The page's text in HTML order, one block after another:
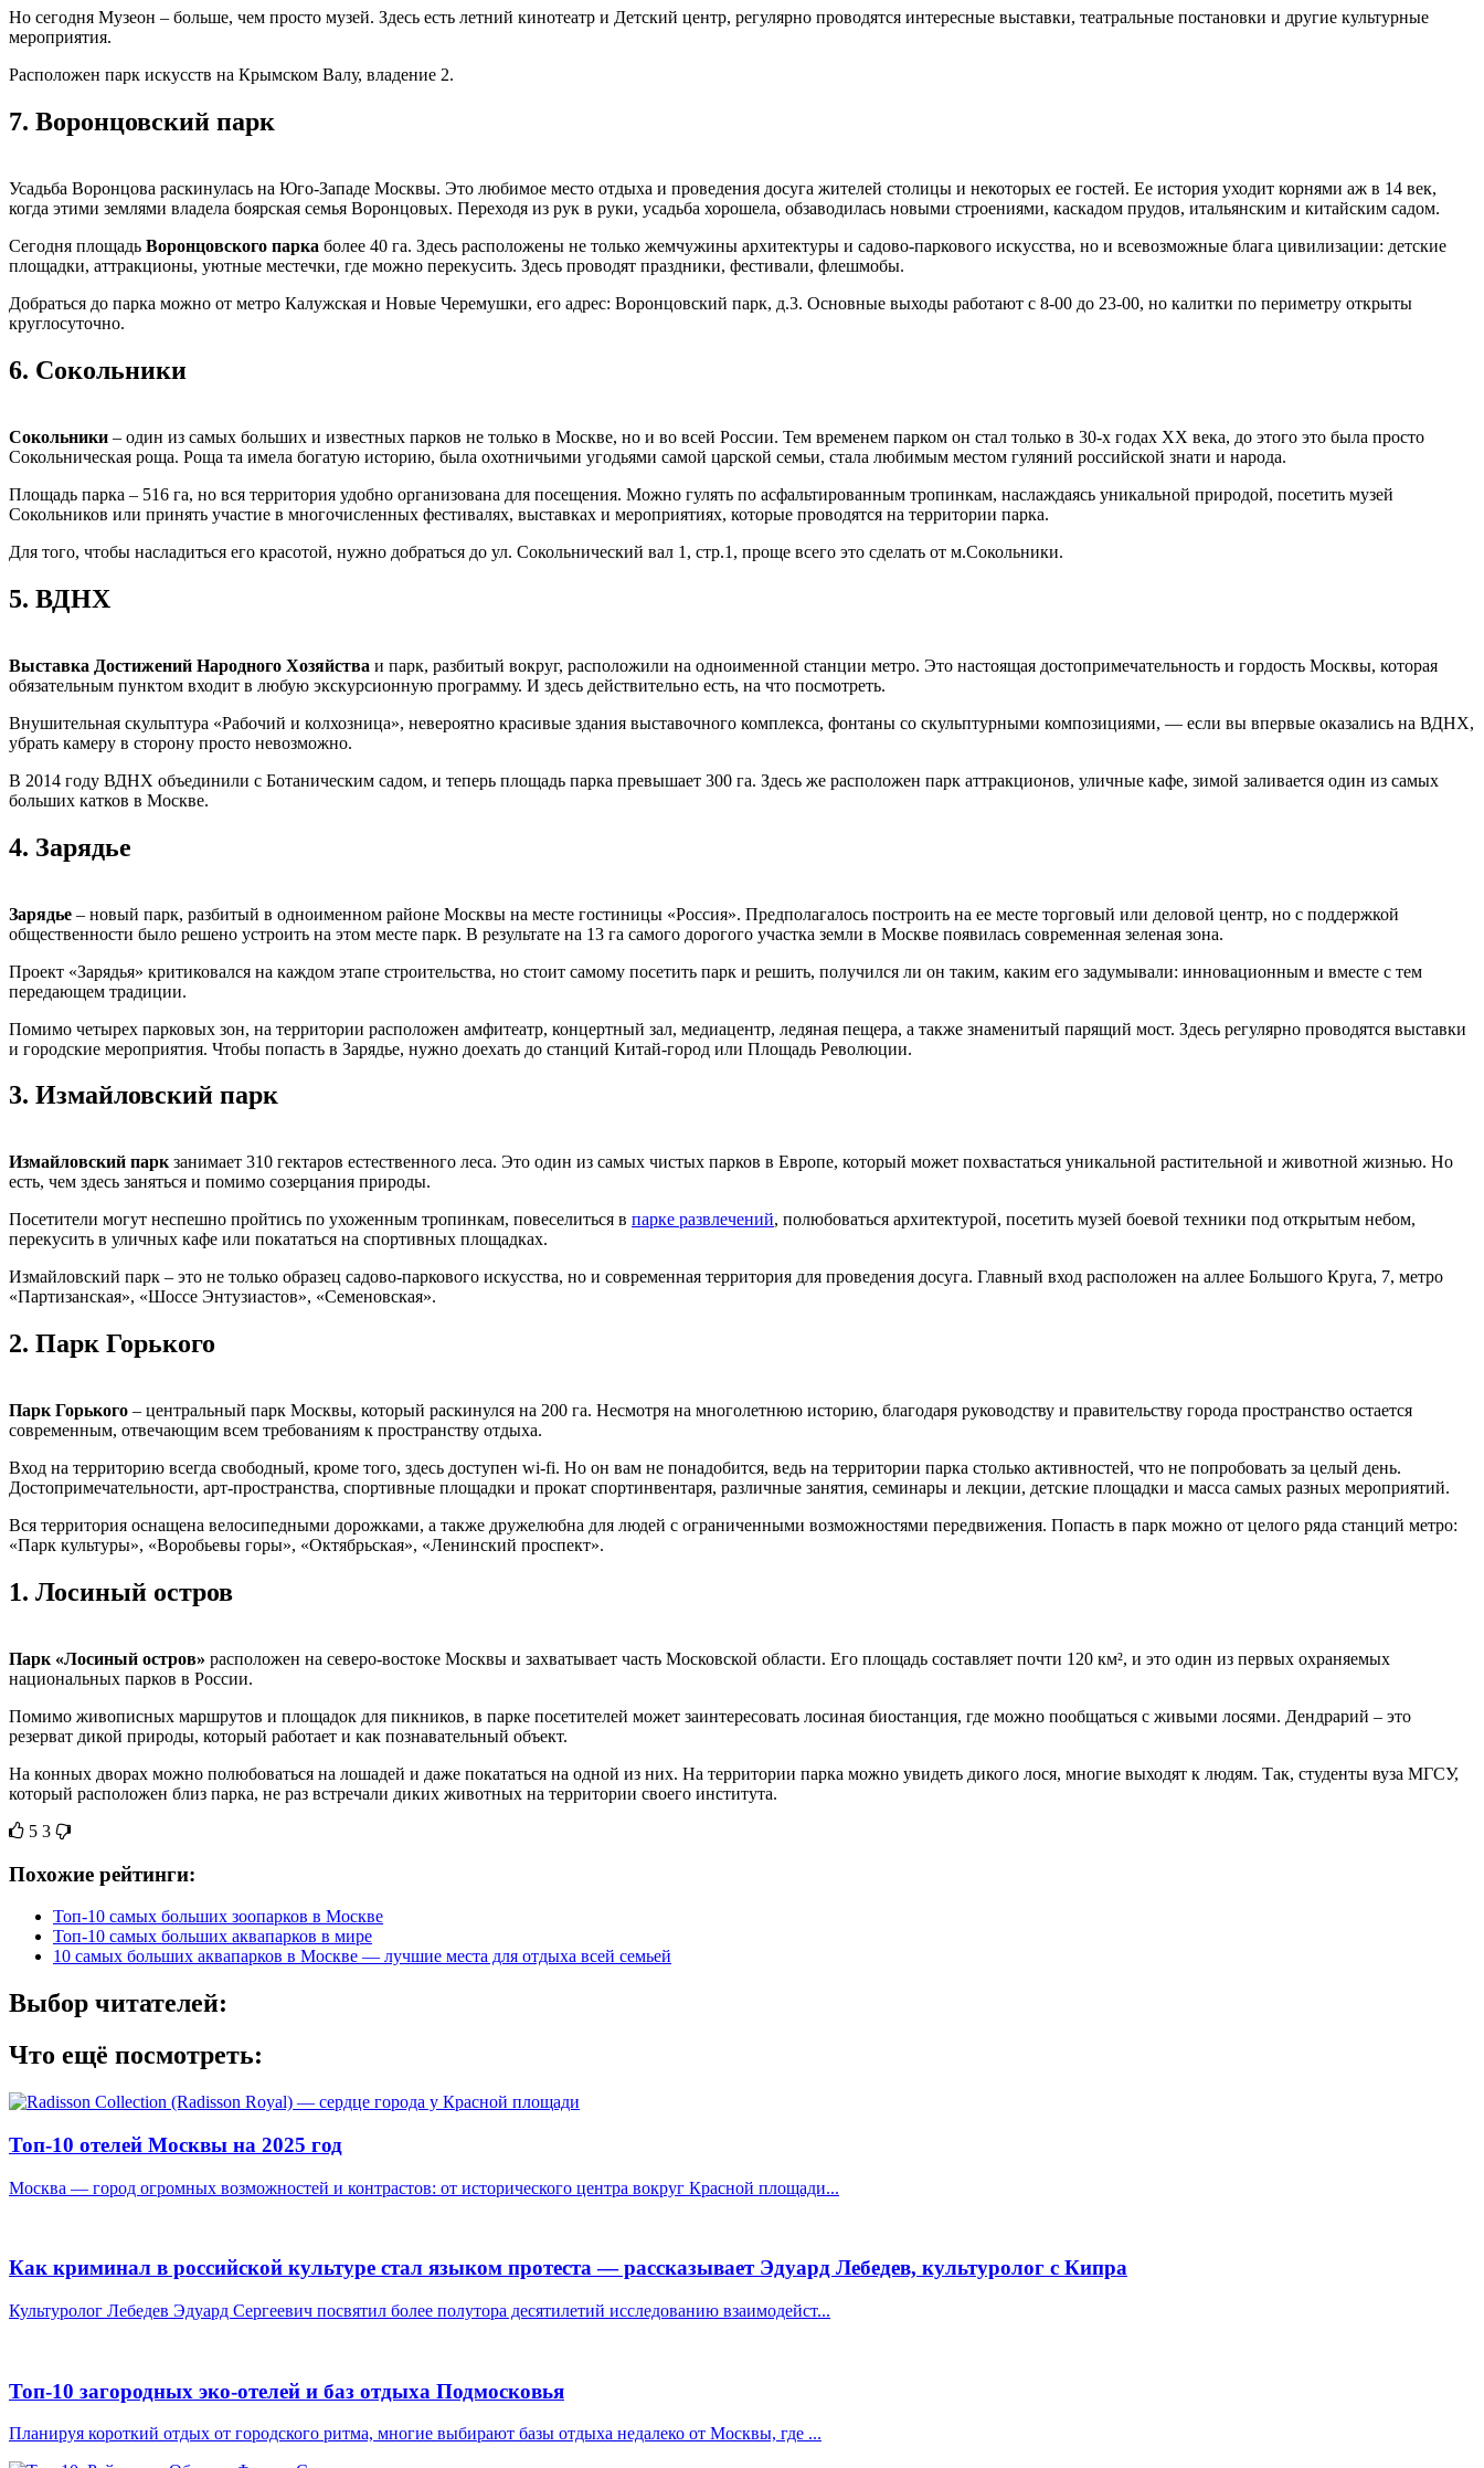
Но сегодня Музеон – больше, чем просто музей. Здесь есть летний кинотеатр и Детский центр, регулярно проводятся интересные выставки, театральные постановки и другие культурные
мероприятия.
Расположен парк искусств на Крымском Валу, владение 2.
7. Воронцовский парк
Усадьба Воронцова раскинулась на Юго-Западе Москвы. Это любимое место отдыха и проведения досуга жителей столицы и некоторых ее гостей. Ее история уходит корнями аж в 14 век,
когда этими землями владела боярская семья Воронцовых. Переходя из рук в руки, усадьба хорошела, обзаводилась новыми строениями, каскадом прудов, итальянским и китайским садом.
Сегодня площадь Воронцовского парка более 40 га. Здесь расположены не только жемчужины архитектуры и садово-паркового искусства, но и всевозможные блага цивилизации: детские
площадки, аттракционы, уютные местечки, где можно перекусить. Здесь проводят праздники, фестивали, флешмобы.
Добраться до парка можно от метро Калужская и Новые Черемушки, его адрес: Воронцовский парк, д.3. Основные выходы работают с 8-00 до 23-00, но калитки по периметру открыты
круглосуточно.
6. Сокольники
Сокольники – один из самых больших и известных парков не только в Москве, но и во всей России. Тем временем парком он стал только в 30-х годах ХХ века, до этого это была просто
Сокольническая роща. Роща та имела богатую историю, была охотничьими угодьями самой царской семьи, стала любимым местом гуляний российской знати и народа.
Площадь парка – 516 га, но вся территория удобно организована для посещения. Можно гулять по асфальтированным тропинкам, наслаждаясь уникальной природой, посетить музей
Сокольников или принять участие в многочисленных фестивалях, выставках и мероприятиях, которые проводятся на территории парка.
Для того, чтобы насладиться его красотой, нужно добраться до ул. Сокольнический вал 1, стр.1, проще всего это сделать от м.Сокольники.
5. ВДНХ
Выставка Достижений Народного Хозяйства и парк, разбитый вокруг, расположили на одноименной станции метро. Это настоящая достопримечательность и гордость Москвы, которая
обязательным пунктом входит в любую экскурсионную программу. И здесь действительно есть, на что посмотреть.
Внушительная скульптура «Рабочий и колхозница», невероятно красивые здания выставочного комплекса, фонтаны со скульптурными композициями, — если вы впервые оказались на ВДНХ,
убрать камеру в сторону просто невозможно.
В 2014 году ВДНХ объединили с Ботаническим садом, и теперь площадь парка превышает 300 га. Здесь же расположен парк аттракционов, уличные кафе, зимой заливается один из самых
больших катков в Москве.
4. Зарядье
Зарядье – новый парк, разбитый в одноименном районе Москвы на месте гостиницы «Россия». Предполагалось построить на ее месте торговый или деловой центр, но с поддержкой
общественности было решено устроить на этом месте парк. В результате на 13 га самого дорогого участка земли в Москве появилась современная зеленая зона.
Проект «Зарядья» критиковался на каждом этапе строительства, но стоит самому посетить парк и решить, получился ли он таким, каким его задумывали: инновационным и вместе с тем
передающем традиции.
Помимо четырех парковых зон, на территории расположен амфитеатр, концертный зал, медиацентр, ледяная пещера, а также знаменитый парящий мост. Здесь регулярно проводятся выставки
и городские мероприятия. Чтобы попасть в Зарядье, нужно доехать до станций Китай-город или Площадь Революции.
3. Измайловский парк
Измайловский парк занимает 310 гектаров естественного леса. Это один из самых чистых парков в Европе, который может похвастаться уникальной растительной и животной жизнью. Но
есть, чем здесь заняться и помимо созерцания природы.
Посетители могут неспешно пройтись по ухоженным тропинкам, повеселиться в парке развлечений, полюбоваться архитектурой, посетить музей боевой техники под открытым небом,
перекусить в уличных кафе или покататься на спортивных площадках.
Измайловский парк – это не только образец садово-паркового искусства, но и современная территория для проведения досуга. Главный вход расположен на аллее Большого Круга, 7, метро
«Партизанская», «Шоссе Энтузиастов», «Семеновская».
2. Парк Горького
Парк Горького – центральный парк Москвы, который раскинулся на 200 га. Несмотря на многолетнюю историю, благодаря руководству и правительству города пространство остается
современным, отвечающим всем требованиям к пространству отдыха.
Вход на территорию всегда свободный, кроме того, здесь доступен wi-fi. Но он вам не понадобится, ведь на территории парка столько активностей, что не попробовать за целый день.
Достопримечательности, арт-пространства, спортивные площадки и прокат спортинвентаря, различные занятия, семинары и лекции, детские площадки и масса самых разных мероприятий.
Вся территория оснащена велосипедными дорожками, а также дружелюбна для людей с ограниченными возможностями передвижения. Попасть в парк можно от целого ряда станций метро:
«Парк культуры», «Воробьевы горы», «Октябрьская», «Ленинский проспект».
1. Лосиный остров
Парк «Лосиный остров» расположен на северо-востоке Москвы и захватывает часть Московской области. Его площадь составляет почти 120 км², и это один из первых охраняемых
национальных парков в России.
Помимо живописных маршрутов и площадок для пикников, в парке посетителей может заинтересовать лосиная биостанция, где можно пообщаться с живыми лосями. Дендрарий – это
резерват дикой природы, который работает и как познавательный объект.
На конных дворах можно полюбоваться на лошадей и даже покататься на одной из них. На территории парка можно увидеть дикого лося, многие выходят к людям. Так, студенты вуза МГСУ,
который расположен близ парка, не раз встречали диких животных на территории своего института.
5 3
Похожие рейтинги:
Топ-10 самых больших зоопарков в Москве
Топ-10 самых больших аквапарков в мире
10 самых больших аквапарков в Москве — лучшие места для отдыха всей семьей
Выбор читателей:
Что ещё посмотреть:
Топ-10 отелей Москвы на 2025 год
Москва — город огромных возможностей и контрастов: от исторического центра вокруг Красной площади...
Как криминал в российской культуре стал языком протеста — рассказывает Эдуард Лебедев, культуролог с Кипра
Культуролог Лебедев Эдуард Сергеевич посвятил более полутора десятилетий исследованию взаимодейст...
Топ-10 загородных эко-отелей и баз отдыха Подмосковья
Планируя короткий отдых от городского ритма, многие выбирают базы отдыха недалеко от Москвы, где ...